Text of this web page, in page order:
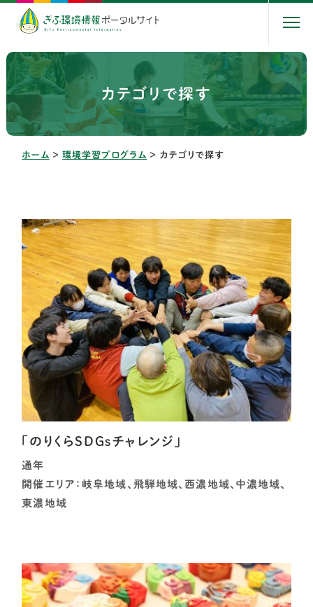
カテゴリで探す
ホーム ＞環境学習プログラム ＞ カテゴリで探す
「のりくらSDGsチャレンジ」
通年
開催エリア：岐阜地域、飛騨地域、西濃地域、中濃地域、
東濃地域